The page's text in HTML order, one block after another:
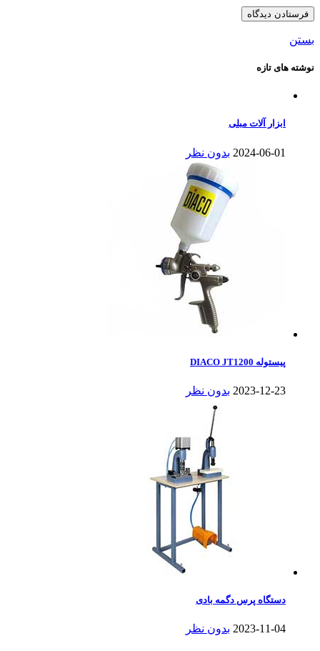
بستن
نوشته های تازه
ابزار آلات مبلی
2024-06-01 بدون نظر
پیستوله DIACO JT1200
2023-12-23 بدون نظر
دستگاه پرس دگمه بادی
2023-11-04 بدون نظر